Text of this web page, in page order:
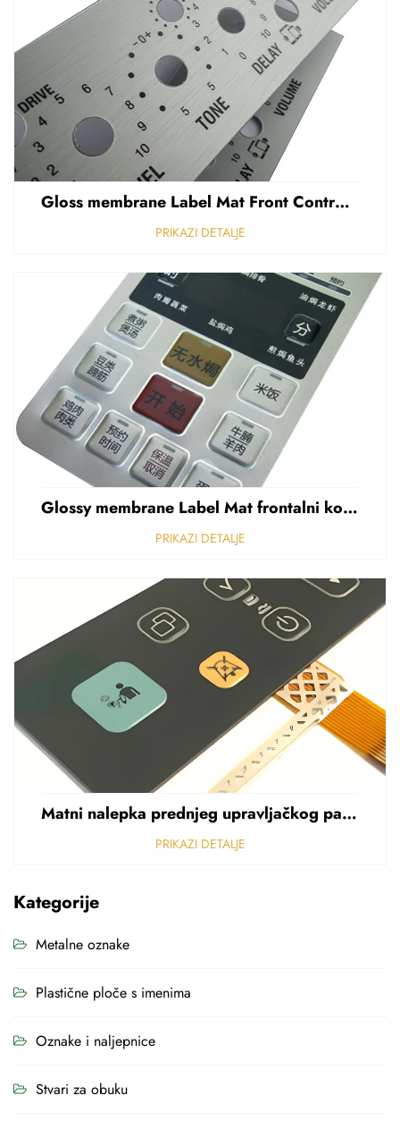
Gloss membrane Label Mat Front Control Panel Sticker Refuziran polikarbonat Grafički prekriven
PRIKAZI DETALJE
Glossy membrane Label Mat frontalni kontrolni panel Sticker Refuziran polikarbonat Grafički preklapanje
PRIKAZI DETALJE
Matni nalepka prednjeg upravljačkog panela Perforirani nalepka od polikarbonata od PVC-a debljine 0,25 mm
PRIKAZI DETALJE
Kategorije
Metalne oznake
Plastične ploče s imenima
Oznake i naljepnice
Stvari za obuku